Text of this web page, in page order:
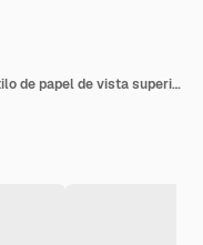
Composición de democracia de estilo de papel de vista superior